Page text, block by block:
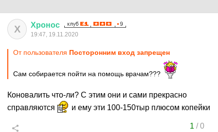
Х Хронос
19:47, 19.11.2020
От пользователя Посторонним вход запрещен
Сам собирается пойти на помощь врачам???
Коновалить что-ли? С этим они и сами прекрасно
справляются
и ему эти 100-150тыр плюсом копейки
1 /0